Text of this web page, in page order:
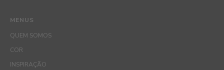
MENUS
QUEM SOMOS
COR
INSPIRAÇÃO